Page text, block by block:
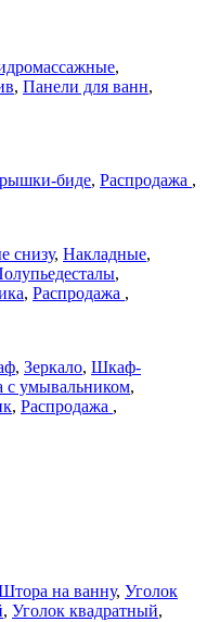
,
, Панели для ванн,
биде, Распродажа ,
снизу, Накладные,
,
, Распродажа ,
, Зеркало, Шкаф-
с умывальником,
, Распродажа ,
на ванну, Уголок
, Уголок квадратный,